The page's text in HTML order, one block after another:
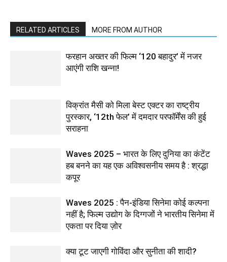
RELATED ARTICLES MORE FROM AUTHOR
फरहान अख्तर की फिल्म ‘120 बहादुर’ में नजर
आएंगी राशि खन्ना!
विक्रांत मैसी को मिला बेस्ट एक्टर का राष्ट्रीय
पुरस्कार, ‘12th फेल’ में दमदार परफॉर्मेंस की हुई
सराहना
Waves 2025 – भारत के लिए दुनिया का कंटेंट
हब बनने का यह एक अविश्वसनीय समय है : श्रद्धा
कपूर
Waves 2025 : पैन-इंडिया सिनेमा कोई कल्पना
नहीं है; फिल्म उद्योग के दिग्गजों ने भारतीय सिनेमा में
एकता पर दिया ज़ोर
क्या टूट जाएगी गोविंदा और सुनीता की शादी?